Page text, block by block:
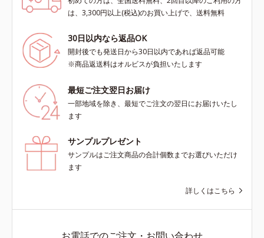
は、3,300円以上(税込)のお買い上げで、送料無料
30日以内なら返品OK
開封後でも発送日から30日以内であれば返品可能
※商品返送料はオルビスが負担いたします
最短ご注文翌日お届け
一部地域を除き、最短でご注文の翌日にお届けいたし
ます
サンプルプレゼント
サンプルはご注文商品の合計個数までお選びいただけ
ます
詳しくはこちら